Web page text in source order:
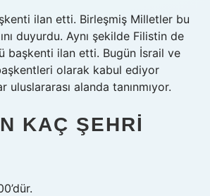
ilan etti. Birleşmiş Milletler bu
duyurdu. Aynı şekilde Filistin de
başkenti ilan etti. Bugün İsrail ve
olarak kabul ediyor
uluslararası alanda tanınmıyor.
KAÇ ŞEHRI